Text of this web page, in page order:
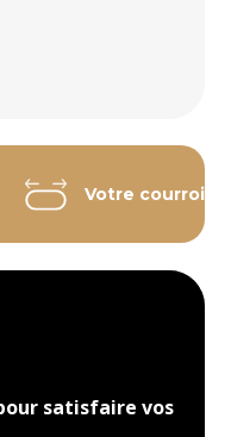
Votre courroie
satisfaire vos